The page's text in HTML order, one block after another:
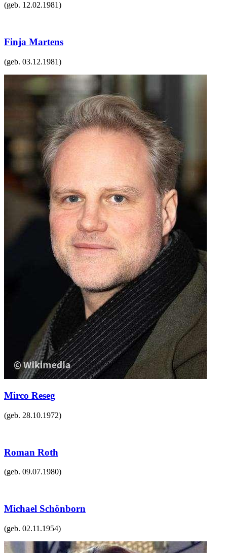
(geb. 12.02.1981)
Finja Martens
(geb. 03.12.1981)
Mirco Reseg
(geb. 28.10.1972)
Roman Roth
(geb. 09.07.1980)
Michael Schönborn
(geb. 02.11.1954)